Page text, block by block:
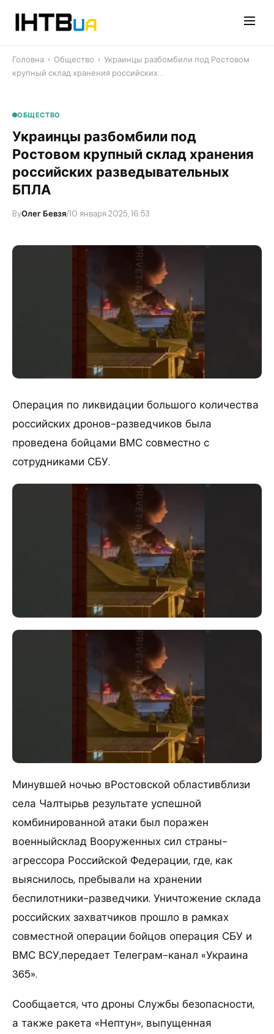
Головна › Общество › Украинцы разбомбили под Ростовом
крупный склад хранения российских…
ОБЩЕСТВО
Украинцы разбомбили под
Ростовом крупный склад хранения
российских разведывательных
БПЛА
ByОлег Бевзя/10 января 2025, 16:53
Операция по ликвидации большого количества
российских дронов-разведчиков была
проведена бойцами ВМС совместно с
сотрудниками СБУ.
Минувшей ночью вРостовской областивблизи
села Чалтырьв результате успешной
комбинированной атаки был поражен
военныйсклад Вооруженных сил страны-
агрессора Российской Федерации, где, как
выяснилось, пребывали на хранении
беспилотники-разведчики. Уничтожение склада
российских захватчиков прошло в рамках
совместной операции бойцов операция СБУ и
ВМС ВСУ,передает Телеграм-канал «Украина
365».
Сообщается, что дроны Службы безопасности,
а также ракета «Нептун», выпущенная